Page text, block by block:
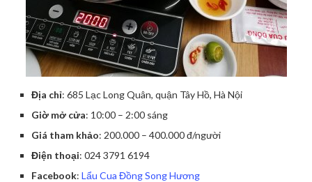
Địa chỉ: 685 Lạc Long Quân, quận Tây Hồ, Hà Nội
Giờ mở cửa: 10:00 – 2:00 sáng
Giá tham khảo: 200.000 – 400.000 đ/người
Điện thoại: 024 3791 6194
Facebook: Lẩu Cua Đồng Song Hương